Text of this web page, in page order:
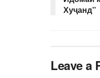
Хуҷанд”
Leave a